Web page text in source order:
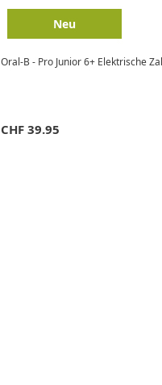
Neu
Oral-B - Pro Junior 6+ Elektrische
CHF 39.95